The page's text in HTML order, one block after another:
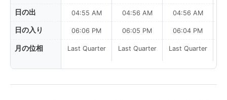
日の出
日の入り
月の位相
04:55 AM
06:06 PM
Last Quarter
04:56 AM
06:05 PM
Last Quarter
04:56 AM
06:04 PM
Last Quarter